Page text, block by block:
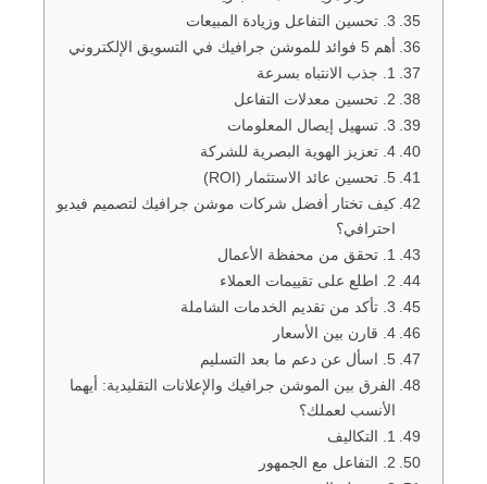
3. تحسين التفاعل وزيادة المبيعات
أهم 5 فوائد للموشن جرافيك في التسويق الإلكتروني
1. جذب الانتباه بسرعة
2. تحسين معدلات التفاعل
3. تسهيل إيصال المعلومات
4. تعزيز الهوية البصرية للشركة
5. تحسين عائد الاستثمار (ROI)
كيف تختار أفضل شركات موشن جرافيك لتصميم فيديو
احترافي؟
1. تحقق من محفظة الأعمال
2. اطلع على تقييمات العملاء
3. تأكد من تقديم الخدمات الشاملة
4. قارن بين الأسعار
5. اسأل عن دعم ما بعد التسليم
الفرق بين الموشن جرافيك والإعلانات التقليدية: أيهما
الأنسب لعملك؟
1. التكاليف
2. التفاعل مع الجمهور